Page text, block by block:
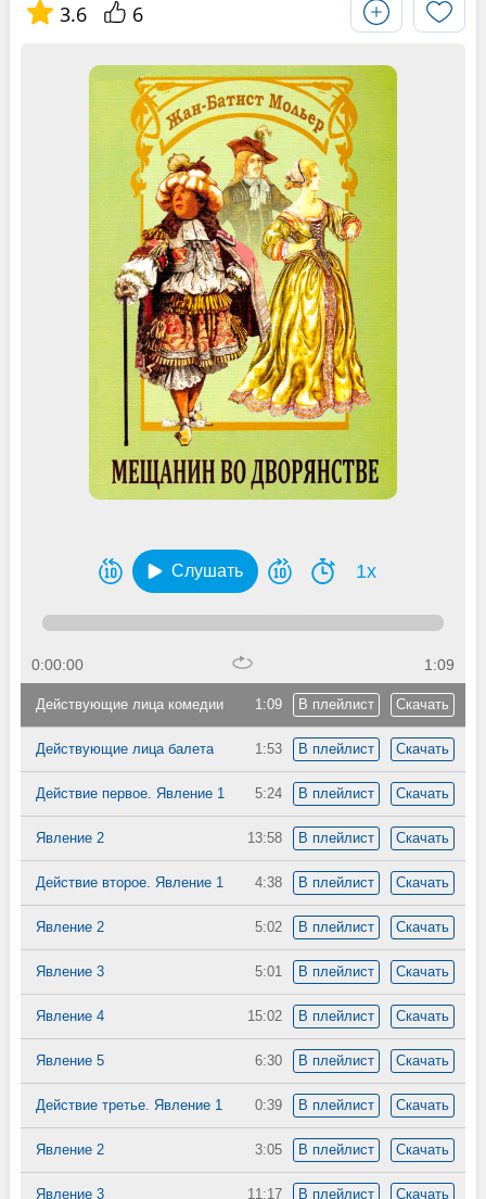
3.6 6
Слушать 1x
0:00:00 1:09
1:09 В плейлист Скачать
Действующие лица комедии
1:53 В плейлист Скачать
Действующие лица балета
5:24 В плейлист Скачать
Действие первое. Явление 1
13:58 В плейлист Скачать
Явление 2
4:38 В плейлист Скачать
Действие второе. Явление 1
5:02 В плейлист Скачать
Явление 2
5:01 В плейлист Скачать
Явление 3
15:02 В плейлист Скачать
Явление 4
6:30 В плейлист Скачать
Явление 5
0:39 В плейлист Скачать
Действие третье. Явление 1
3:05 В плейлист Скачать
Явление 2
11:17 В плейлист Скачать
Явление 3